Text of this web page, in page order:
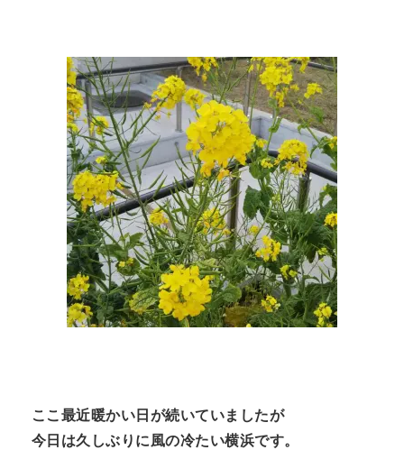
ここ最近暖かい日が続いていましたが
今日は久しぶりに風の冷たい横浜です。